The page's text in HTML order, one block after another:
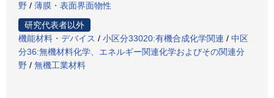
野 / 薄膜・表面界面物性
研究代表者以外
機能材料・デバイス / 小区分33020:有機合成化学関連 / 中区
分36:無機材料化学、エネルギー関連化学およびその関連分
野 / 無機工業材料